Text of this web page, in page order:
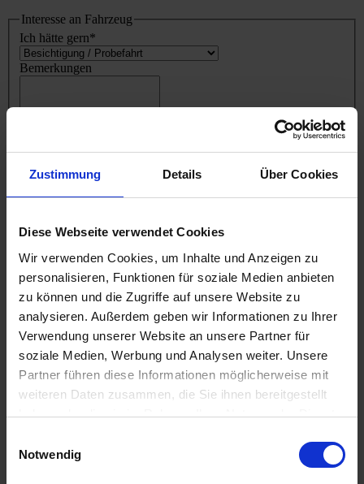
Zustimmung Details Über Cookies
Diese Webseite verwendet Cookies
Wir verwenden Cookies, um Inhalte und Anzeigen zu
personalisieren, Funktionen für soziale Medien anbieten
zu können und die Zugriffe auf unsere Website zu
analysieren. Außerdem geben wir Informationen zu Ihrer
Verwendung unserer Website an unsere Partner für
soziale Medien, Werbung und Analysen weiter. Unsere
Partner führen diese Informationen möglicherweise mit
weiteren Daten zusammen, die Sie ihnen bereitgestellt
haben oder die sie im Rahmen Ihrer Nutzung der Dienste
Notwendig
Interesse an Fahrzeug
Ich hätte gern*
Bemerkungen
Name*
Vorname*
E-Mail-Adresse*
Telefon
Straße & Hausnummer
Ort*